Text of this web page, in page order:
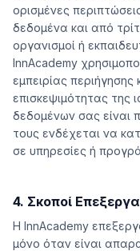
ορισμένες
δεδομένα και από
οργανισμοί ή
InnAcademy
εμπειρίας
επισκεψιμότητας της
δεδομένων σας είναι
τους ενδέχεται να
σε υπηρεσίες ή
4. Σκοποί
Η InnAcademy
μόνο όταν είναι